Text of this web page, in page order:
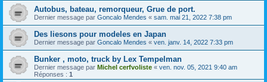
Autobus, bateau, remorqueur, Grue de port.
Dernier message par Goncalo Mendes « sam. mai 21, 2022 7:38 pm
Des liesons pour modeles en Japan
Dernier message par Goncalo Mendes « ven. janv. 14, 2022 7:33 pm
Bunker , moto, truck by Lex Tempelman
Dernier message par Michel cerfvoliste « ven. nov. 05, 2021 9:40 am
Réponses : 1